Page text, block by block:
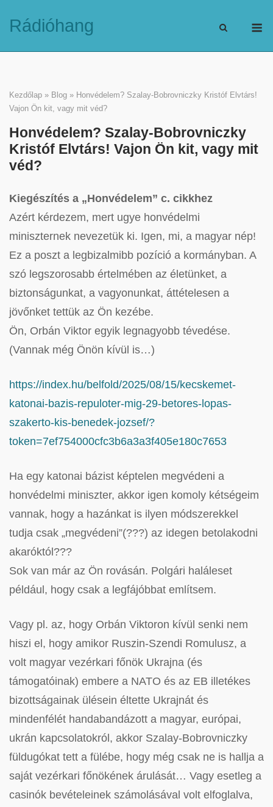
Rádióhang
Kezdőlap » Blog » Honvédelem? Szalay-Bobrovniczky Kristóf Elvtárs!
Vajon Ön kit, vagy mit véd?
Honvédelem? Szalay-Bobrovniczky
Kristóf Elvtárs! Vajon Ön kit, vagy mit
véd?
Kiegészítés a „Honvédelem” c. cikkhez
Azért kérdezem, mert ugye honvédelmi
miniszternek nevezetük ki. Igen, mi, a magyar nép!
Ez a poszt a legbizalmibb pozíció a kormányban. A
szó legszorosabb értelmében az életünket, a
biztonságunkat, a vagyonunkat, áttételesen a
jövőnket tettük az Ön kezébe.
Ön, Orbán Viktor egyik legnagyobb tévedése.
(Vannak még Önön kívül is…)
https://index.hu/belfold/2025/08/15/kecskemet-
katonai-bazis-repuloter-mig-29-betores-lopas-
szakerto-kis-benedek-jozsef/?
token=7ef754000cfc3b6a3a3f405e180c7653
Ha egy katonai bázist képtelen megvédeni a
honvédelmi miniszter, akkor igen komoly kétségeim
vannak, hogy a hazánkat is ilyen módszerekkel
tudja csak „megvédeni”(???) az idegen betolakodni
akaróktól???
Sok van már az Ön rovásán. Polgári haláleset
például, hogy csak a legfájóbbat említsem.
Vagy pl. az, hogy Orbán Viktoron kívül senki nem
hiszi el, hogy amikor Ruszin-Szendi Romulusz, a
volt magyar vezérkari főnök Ukrajna (és
támogatóinak) embere a NATO és az EB illetékes
bizottságainak ülésein éltette Ukrajnát és
mindenfélét handabandázott a magyar, európai,
ukrán kapcsolatokról, akkor Szalay-Bobrovniczky
füldugókat tett a fülébe, hogy még csak ne is hallja a
saját vezérkari főnökének árulását… Vagy esetleg a
casinók bevételeinek számolásával volt elfoglalva,